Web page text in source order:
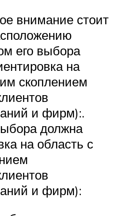
внимание стоит
его выбора
на
скоплением
и фирм):.
должна
на область с
и фирм):